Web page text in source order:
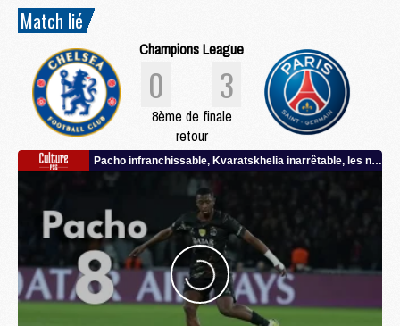
Match lié
Champions League
0 3
8ème de finale
retour